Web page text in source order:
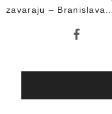
zavaraju – Branislava…